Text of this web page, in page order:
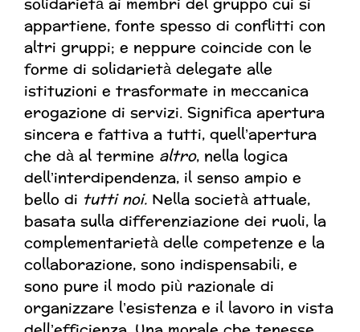
appartiene, fonte spesso di conflitti con
altri gruppi; e neppure coincide con le
forme di solidarietà delegate alle
istituzioni e trasformate in meccanica
erogazione di servizi. Significa apertura
sincera e fattiva a tutti, quell’apertura
che dà al termine altro, nella logica
dell’interdipendenza, il senso ampio e
bello di tutti noi. Nella società attuale,
basata sulla differenziazione dei ruoli, la
complementarietà delle competenze e la
collaborazione, sono indispensabili, e
sono pure il modo più razionale di
organizzare l’esistenza e il lavoro in vista